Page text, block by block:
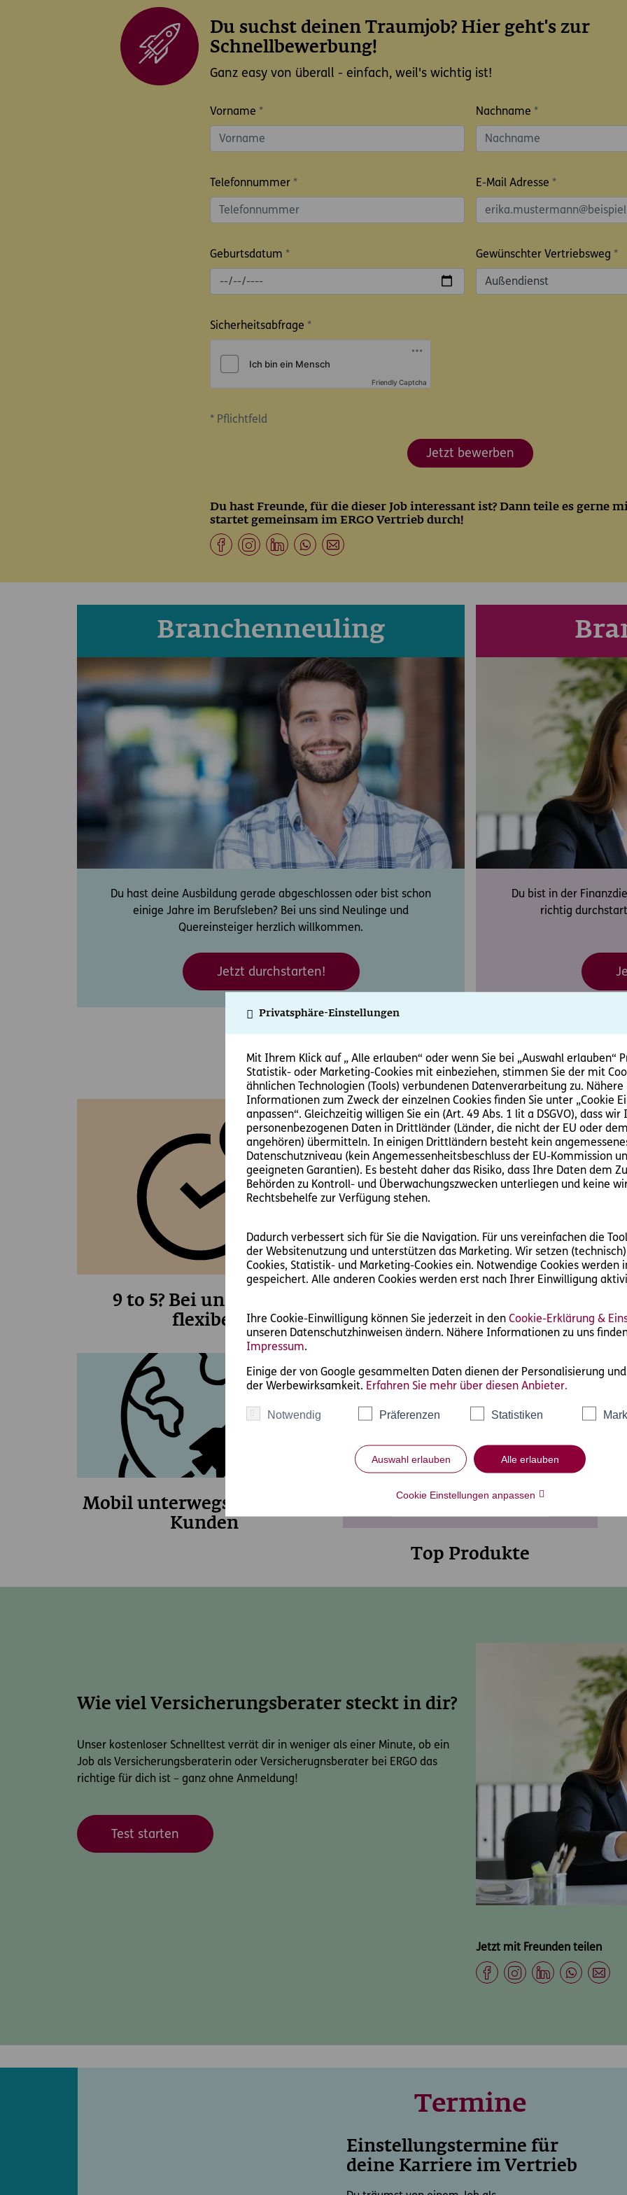
Privatsphäre-Einstellungen
Mit Ihrem Klick auf „ Alle erlauben“ oder wenn Sie bei „Auswahl erlauben“
Statistik- oder Marketing-Cookies mit einbeziehen, stimmen Sie der mit
ähnlichen Technologien (Tools) verbundenen Datenverarbeitung zu. Nähere
Informationen zum Zweck der einzelnen Cookies finden Sie unter „Cookie
anpassen“. Gleichzeitig willigen Sie ein (Art. 49 Abs. 1 lit a DSGVO), dass wir
personenbezogenen Daten in Drittländer (Länder, die nicht der EU oder
angehören) übermitteln. In einigen Drittländern besteht kein
Datenschutzniveau (kein Angemessenheitsbeschluss der EU-Kommission
geeigneten Garantien). Es besteht daher das Risiko, dass Ihre Daten dem
Behörden zu Kontroll- und Überwachungszwecken unterliegen und keine
Rechtsbehelfe zur Verfügung stehen.
Dadurch verbessert sich für Sie die Navigation. Für uns vereinfachen die
der Websitenutzung und unterstützen das Marketing. Wir setzen
Cookies, Statistik- und Marketing-Cookies ein. Notwendige Cookies werden
gespeichert. Alle anderen Cookies werden erst nach Ihrer Einwilligung
Ihre Cookie-Einwilligung können Sie jederzeit in den Cookie-Erklärung &
unseren Datenschutzhinweisen ändern. Nähere Informationen zu uns
Impressum.
Einige der von Google gesammelten Daten dienen der Personalisierung
der Werbewirksamkeit. Erfahren Sie mehr über diesen Anbieter.
Notwendig Präferenzen Statistiken
Auswahl erlauben Alle erlauben
Cookie Einstellungen anpassen
Du suchst deinen Traumjob? Hier geht's zur
Schnellbewerbung!
Ganz easy von überall - einfach, weil's wichtig ist!
Vorname * Nachname *
Telefonnummer * E-Mail Adresse *
Geburtsdatum * Gewünschter Vertriebsweg *
Sicherheitsabfrage *
Friendly Captcha
* Pflichtfeld
Jetzt bewerben
Du hast Freunde, für die dieser Job interessant ist? Dann teile es gerne
startet gemeinsam im ERGO Vertrieb durch!
Branchenneuling
Du hast deine Ausbildung gerade abgeschlossen oder bist schon
einige Jahre im Berufsleben? Bei uns sind Neulinge und
Quereinsteiger herzlich willkommen.
Jetzt durchstarten!
Du bist in der
richtig
Gute Gründe, mit uns
9 to 5? Bei uns bist du
flexibel
Mobil unterwegs für unsere
Kunden
Top Produkte
Wie viel Versicherungsberater steckt in dir?
Unser kostenloser Schnelltest verrät dir in weniger als einer Minute, ob ein
Job als Versicherungsberaterin oder Versicherugnsberater bei ERGO das
richtige für dich ist – ganz ohne Anmeldung!
Test starten
Jetzt mit Freunden teilen
Termine
Einstellungstermine für
deine Karriere im Vertrieb